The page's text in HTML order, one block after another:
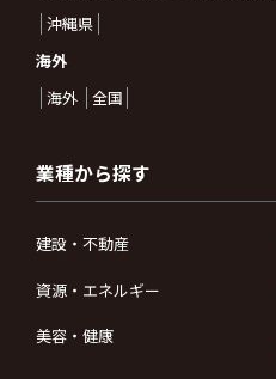
沖縄県
海外
海外
全国
業種から探す
建設・不動産
資源・エネルギー
美容・健康